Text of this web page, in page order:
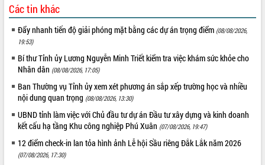
LIÊN KẾT WEB
THỐNG KÊ TRUY CẬP
Hôm nay:
25779
Tất cả:
66111447
Các tin khác
Đẩy nhanh tiến độ giải phóng mặt bằng các dự án trọng điểm (08/08/2026,
19:53)
Bí thư Tỉnh ủy Lương Nguyễn Minh Triết kiểm tra việc khám sức khỏe cho
Nhân dân (08/08/2026, 17:05)
Ban Thường vụ Tỉnh ủy xem xét phương án sắp xếp trường học và nhiều
nội dung quan trọng (08/08/2026, 13:30)
UBND tỉnh làm việc với Chủ đầu tư dự án Đầu tư xây dựng và kinh doanh
kết cấu hạ tầng Khu công nghiệp Phú Xuân (07/08/2026, 19:47)
12 điểm check-in lan tỏa hình ảnh Lễ hội Sầu riêng Đắk Lắk năm 2026
(07/08/2026, 17:30)